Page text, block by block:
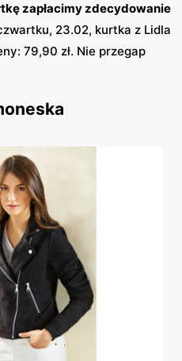
zapłacimy zdecydowanie
23.02, kurtka z Lidla
79,90 zł. Nie przegap